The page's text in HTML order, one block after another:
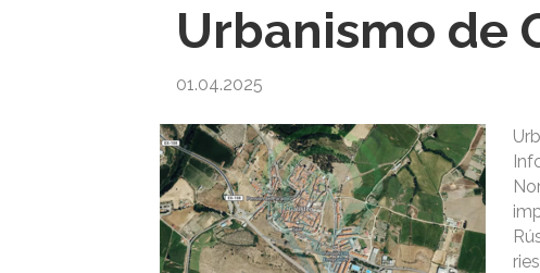
Urbanismo de
01.04.2025